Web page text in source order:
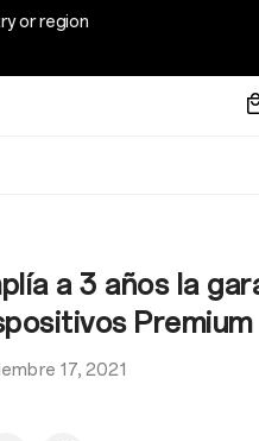
or region
a 3 años la
Premium
17, 2021